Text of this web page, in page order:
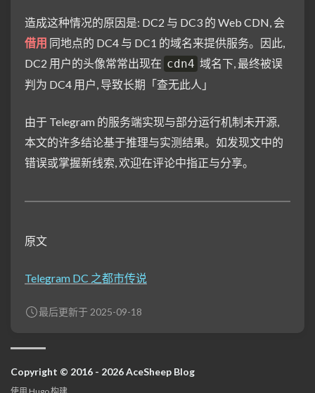
造成这种情况的原因是: DC2 与 DC3 的 Web CDN, 会
借用 同地点的 DC4 与 DC1 的域名来提供服务。因此,
DC2 用户的头像常常出现在 cdn4 域名下, 最终被误
判为 DC4 用户, 导致长期「查无此人」
由于 Telegram 的服务端实现与部分运行机制未开源,
本文的许多结论基于推理与实测结果。如发现文中的
错误或掌握新线索, 欢迎在评论中指正与分享。
原文
Telegram DC 之都市传说
最后更新于 2025-09-18
Copyright © 2016 - 2026 AceSheep Blog